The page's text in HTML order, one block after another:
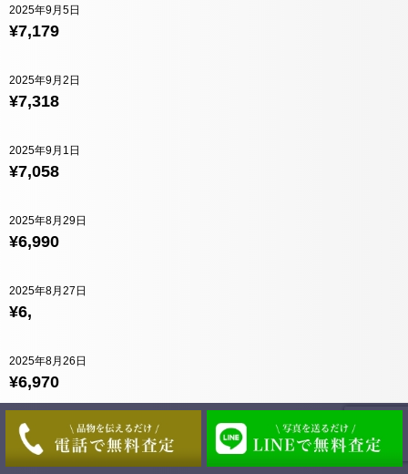
¥7,179
2025年9月5日
¥7,318
2025年9月2日
¥7,058
2025年9月1日
¥6,990
2025年8月29日
¥6,
2025年8月27日
¥6,970
2025年8月26日
¥7,026
2025年8月25日